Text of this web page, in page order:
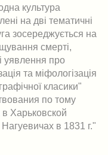
культура
на дві тематичні
зосереджується на
смерті,
уявлення про
та міфологізація
класики"
по тому
Харьковской
в 1831 г."